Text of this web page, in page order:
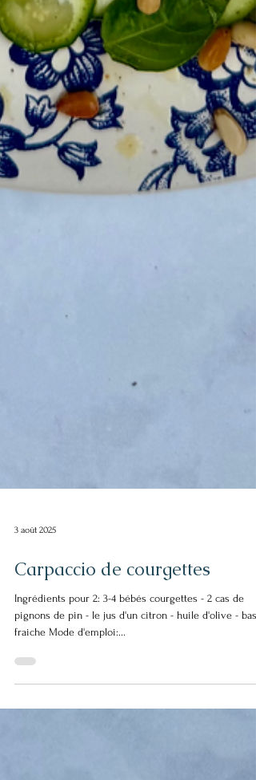
3 août 2025
Carpaccio de courgettes
Ingrédients pour 2: 3-4 bébés courgettes - 2 cas de
pignons de pin - le jus d'un citron - huile d'olive - basilic